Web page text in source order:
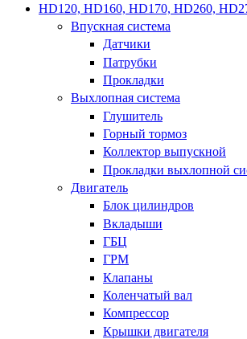
HD120, HD160, HD170, HD260,
Впускная система
Датчики
Патрубки
Прокладки
Выхлопная система
Глушитель
Горный тормоз
Коллектор выпускной
Прокладки выхлопной
Двигатель
Блок цилиндров
Вкладыши
ГБЦ
ГРМ
Клапаны
Коленчатый вал
Компрессор
Крышки двигателя